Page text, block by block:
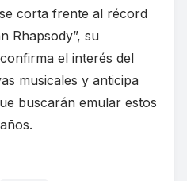
corta frente al récord
Rhapsody”, su
el interés del
musicales y anticipa
buscarán emular estos